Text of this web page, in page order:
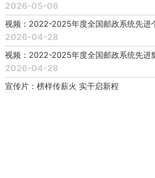
2026-05-06
视频：2022-2025年度全国邮政系统先进
2026-04-28
视频：2022-2025年度全国邮政系统先进
2026-04-28
宣传片：榜样传薪火 实干启新程